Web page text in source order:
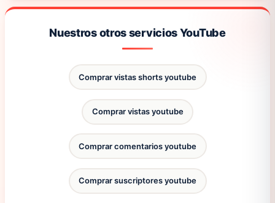
Nuestros otros servicios YouTube
Comprar vistas shorts youtube
Comprar vistas youtube
Comprar comentarios youtube
Comprar suscriptores youtube